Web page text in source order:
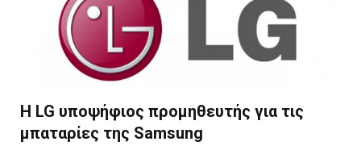
Η LG υποψήφιος προμηθευτής για τις
μπαταρίες της Samsung